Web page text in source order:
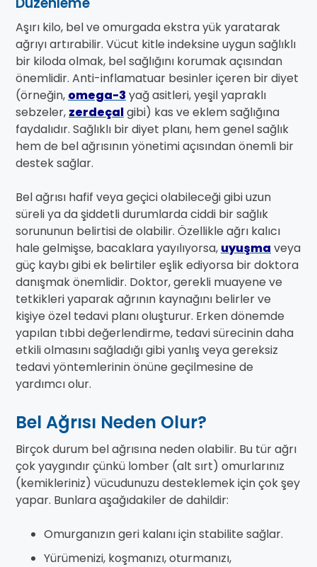
Aşırı kilo, bel ve omurgada ekstra yük yaratarak
ağrıyı artırabilir. Vücut kitle indeksine uygun sağlıklı
bir kiloda olmak, bel sağlığını korumak açısından
önemlidir. Anti-inflamatuar besinler içeren bir diyet
(örneğin, omega-3yağ asitleri, yeşil yapraklı
sebzeler, zerdeçalgibi) kas ve eklem sağlığına
faydalıdır. Sağlıklı bir diyet planı, hem genel sağlık
hem de bel ağrısının yönetimi açısından önemli bir
destek sağlar.
Bel ağrısı hafif veya geçici olabileceği gibi uzun
süreli ya da şiddetli durumlarda ciddi bir sağlık
sorununun belirtisi de olabilir. Özellikle ağrı kalıcı
hale gelmişse, bacaklara yayılıyorsa, uyuşma veya
güç kaybı gibi ek belirtiler eşlik ediyorsa bir doktora
danışmak önemlidir. Doktor, gerekli muayene ve
tetkikleri yaparak ağrının kaynağını belirler ve
kişiye özel tedavi planı oluşturur. Erken dönemde
yapılan tıbbi değerlendirme, tedavi sürecinin daha
etkili olmasını sağladığı gibi yanlış veya gereksiz
tedavi yöntemlerinin önüne geçilmesine de
yardımcı olur.
Bel Ağrısı Neden Olur?
Birçok durum bel ağrısına neden olabilir. Bu tür ağrı
çok yaygındır çünkü lomber (alt sırt) omurlarınız
(kemikleriniz) vücudunuzu desteklemek için çok şey
yapar. Bunlara aşağıdakiler de dahildir:
Omurganızın geri kalanı için stabilite sağlar.
Yürümenizi, koşmanızı, oturmanızı,